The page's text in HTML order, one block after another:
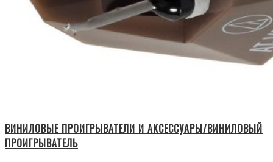
ВИНИЛОВЫЕ ПРОИГРЫВАТЕЛИ И АКСЕССУАРЫ/ВИНИЛОВЫЙ
ПРОИГРЫВАТЕЛЬ